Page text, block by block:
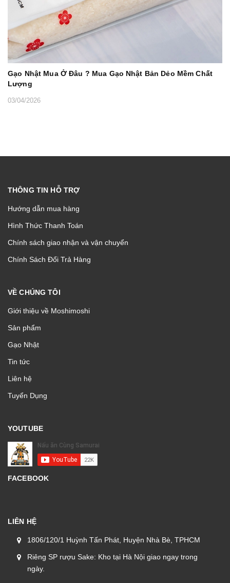
Gạo Nhật Mua Ở Đâu ? Mua Gạo Nhật Bản Dẻo Mềm Chất
Lượng
03/04/2026
THÔNG TIN HỖ TRỢ
Hướng dẫn mua hàng
Hình Thức Thanh Toán
Chính sách giao nhận và vận chuyển
Chính Sách Đổi Trả Hàng
VỀ CHÚNG TÔI
Giới thiệu về Moshimoshi
Sản phẩm
Gạo Nhật
Tin tức
Liên hệ
Tuyển Dụng
YOUTUBE
FACEBOOK
LIÊN HỆ
1806/120/1 Huỳnh Tấn Phát, Huyện Nhà Bè, TPHCM
Riêng SP rượu Sake: Kho tại Hà Nội giao ngay trong
ngày.